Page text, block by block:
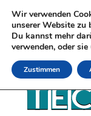
Wir verwenden
unserer Website zu
Du kannst mehr
verwenden, oder
Zustimmen